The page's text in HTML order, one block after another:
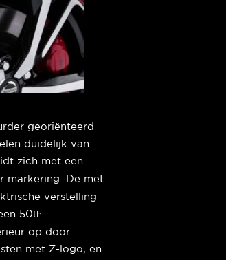
georiënteerd
duidelijk van
zich met een
markering. De met
verstelling
50th
op door
met Z-logo, en